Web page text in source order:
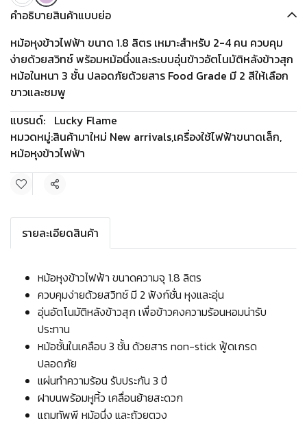
คำอธิบายสินค้าแบบย่อ
หม้อหุงข้าวไฟฟ้า ขนาด 1.8 ลิตร เหมาะสำหรับ 2-4 คน ควบคุม
ง่ายด้วยสวิทช์ พร้อมหม้อนึ่งและระบบอุ่นข้าวอัตโนมัติหลังข้าวสุก
หม้อในหนา 3 ชั้น ปลอดภัยด้วยสาร Food Grade มี 2 สีให้เลือก
ขาวและชมพู
แบรนด์: Lucky Flame
หมวดหมู่:สินค้ามาใหม่ New arrivals,เครื่องใช้ไฟฟ้าขนาดเล็ก,
หม้อหุงข้าวไฟฟ้า
แชร์
รายละเอียดสินค้า
หม้อหุงข้าวไฟฟ้า ขนาดความจุ 1.8 ลิตร
ควบคุมง่ายด้วยสวิทช์ มี 2 ฟังก์ชั่น หุงและอุ่น
อุ่นอัตโนมัติหลังข้าวสุก เพื่อข้าวคงความร้อนหอมน่ารับ
ประทาน
หม้อชั้นในเคลือบ 3 ชั้น ด้วยสาร non-stick ฟู้ดเกรด
ปลอดภัย
แผ่นทำความร้อน รับประกัน 3 ปี
ฝาบนพร้อมหูหิ้ว เคลื่อนย้ายสะดวก
แถมทัพพี หม้อนึ่ง และถ้วยตวง